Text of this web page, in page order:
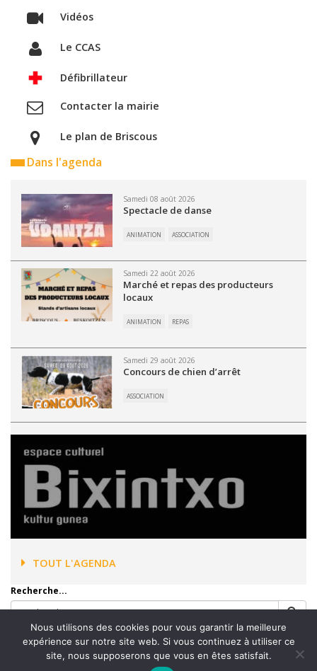
Vidéos
Le CCAS
Défibrillateur
Contacter la mairie
Le plan de Briscous
Dans l'agenda
Samedi 08 août 2026
Spectacle de danse
ANIMATION ASSOCIATION
Samedi 22 août 2026
Marché et repas des producteurs
locaux
ANIMATION REPAS
Samedi 29 août 2026
Concours de chien d’arrêt
ASSOCIATION
TOUT L'AGENDA
Recherche...
Nous utilisons des cookies pour vous garantir la meilleure
expérience sur notre site web. Si vous continuez à utiliser ce
site, nous supposerons que vous en êtes satisfait.